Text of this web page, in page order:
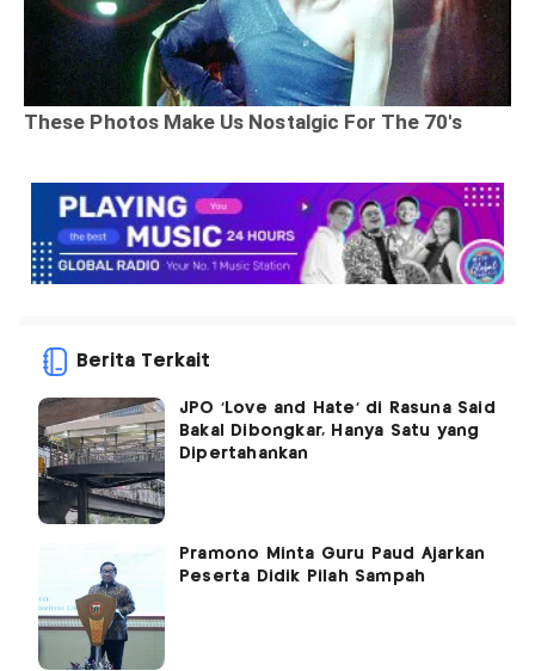
Berita Terkait
JPO 'Love and Hate' di Rasuna Said
Bakal Dibongkar, Hanya Satu yang
Dipertahankan
Pramono Minta Guru Paud Ajarkan
Peserta Didik Pilah Sampah